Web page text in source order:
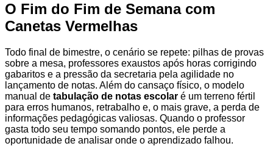
O Fim do Fim de Semana com
Canetas Vermelhas
Todo final de bimestre, o cenário se repete: pilhas de provas
sobre a mesa, professores exaustos após horas corrigindo
gabaritos e a pressão da secretaria pela agilidade no
lançamento de notas. Além do cansaço físico, o modelo
manual de tabulação de notas escolar é um terreno fértil
para erros humanos, retrabalho e, o mais grave, a perda de
informações pedagógicas valiosas. Quando o professor
gasta todo seu tempo somando pontos, ele perde a
oportunidade de analisar onde o aprendizado falhou.